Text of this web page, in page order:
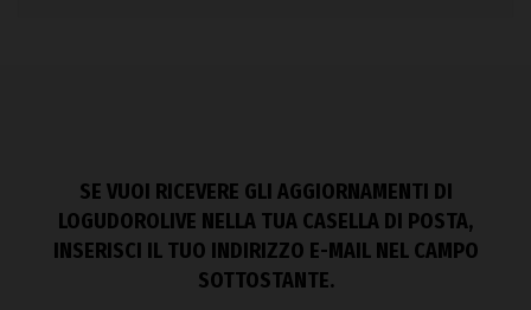
SE VUOI RICEVERE GLI AGGIORNAMENTI DI
LOGUDOROLIVE NELLA TUA CASELLA DI POSTA,
INSERISCI IL TUO INDIRIZZO E-MAIL NEL CAMPO
SOTTOSTANTE.